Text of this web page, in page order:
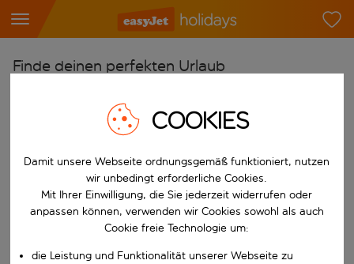
Finde deinen perfekten Urlaub
Flughafen wählen
Beginne mit der Eingabe für die automatische
Reiseziel wählen
Nach
Wähle ein Ab- und Rückflugdatum aus.
Reisezeitraum wählen
Wann
COOKIES
Damit unsere Webseite ordnungsgemäß funktioniert, nutzen
wir unbedingt erforderliche Cookies.
Mit Ihrer Einwilligung, die Sie jederzeit widerrufen oder
anpassen können, verwenden wir Cookies sowohl als auch
Cookie freie Technologie um:
die Leistung und Funktionalität unserer Webseite zu